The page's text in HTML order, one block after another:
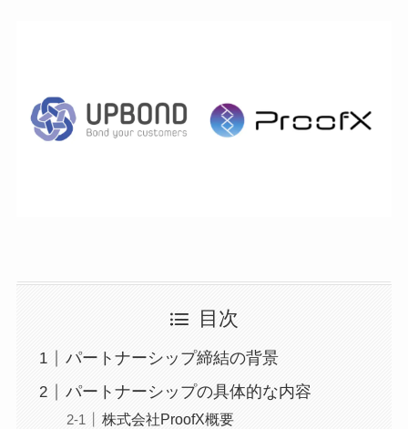
目次
パートナーシップ締結の背景
パートナーシップの具体的な内容
株式会社ProofX概要